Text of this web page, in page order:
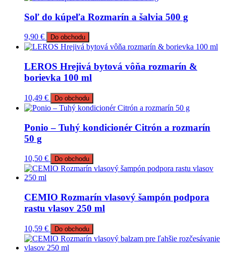
Soľ do kúpeľa Rozmarín a šalvia 500 g
9,90 € Do obchodu
LEROS Hrejivá bytová vôňa rozmarín &
borievka 100 ml
10,49 € Do obchodu
Ponio – Tuhý kondicionér Citrón a rozmarín
50 g
10,50 € Do obchodu
CEMIO Rozmarín vlasový šampón podpora
rastu vlasov 250 ml
10,59 € Do obchodu